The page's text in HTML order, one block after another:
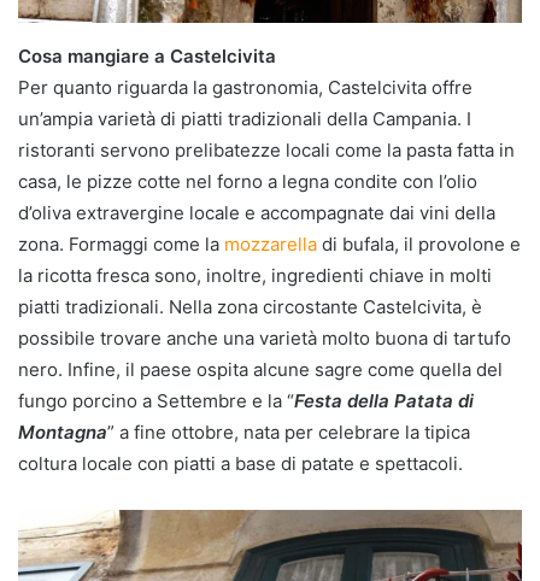
Cosa mangiare a Castelcivita
Per quanto riguarda la gastronomia, Castelcivita offre
un’ampia varietà di piatti tradizionali della Campania. I
ristoranti servono prelibatezze locali come la pasta fatta in
casa, le pizze cotte nel forno a legna condite con l’olio
d’oliva extravergine locale e accompagnate dai vini della
zona. Formaggi come la mozzarella di bufala, il provolone e
la ricotta fresca sono, inoltre, ingredienti chiave in molti
piatti tradizionali. Nella zona circostante Castelcivita, è
possibile trovare anche una varietà molto buona di tartufo
nero. Infine, il paese ospita alcune sagre come quella del
fungo porcino a Settembre e la “Festa della Patata di
Montagna” a fine ottobre, nata per celebrare la tipica
coltura locale con piatti a base di patate e spettacoli.